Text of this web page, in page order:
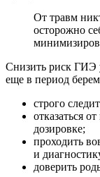
От травм
осторожно
Снизить риск ГИЭ
еще в период
строго
отказаться
дозировке;
проходить
и
доверить